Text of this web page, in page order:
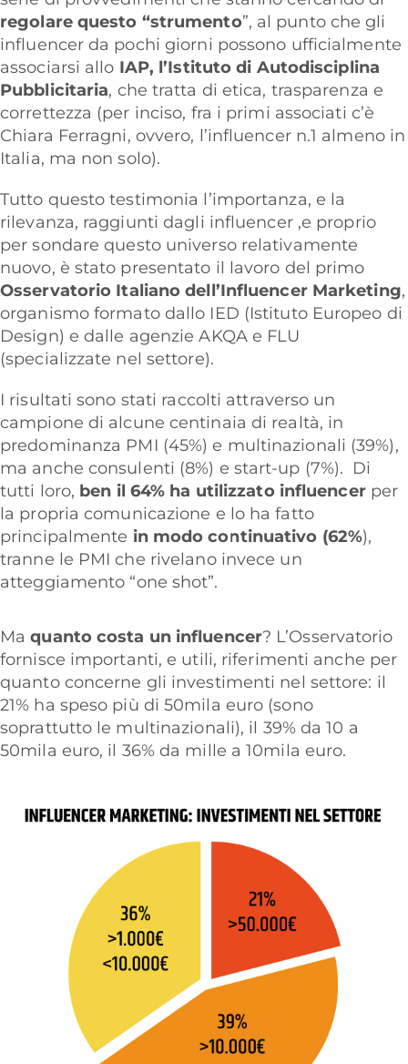
regolare questo “strumento”, al punto che gli
influencer da pochi giorni possono ufficialmente
associarsi allo IAP, l’Istituto di Autodisciplina
Pubblicitaria, che tratta di etica, trasparenza e
correttezza (per inciso, fra i primi associati c’è
Chiara Ferragni, ovvero, l’influencer n.1 almeno in
Italia, ma non solo).
Tutto questo testimonia l’importanza, e la
rilevanza, raggiunti dagli influencer ,e proprio
per sondare questo universo relativamente
nuovo, è stato presentato il lavoro del primo
Osservatorio Italiano dell’Influencer Marketing,
organismo formato dallo IED (Istituto Europeo di
Design) e dalle agenzie AKQA e FLU
(specializzate nel settore).
I risultati sono stati raccolti attraverso un
campione di alcune centinaia di realtà, in
predominanza PMI (45%) e multinazionali (39%),
ma anche consulenti (8%) e start-up (7%). Di
tutti loro, ben il 64% ha utilizzato influencer per
la propria comunicazione e lo ha fatto
principalmente in modo continuativo (62%),
tranne le PMI che rivelano invece un
atteggiamento “one shot”.
Maquanto costa un influencer? L’Osservatorio
fornisce importanti, e utili, riferimenti anche per
quanto concerne gli investimenti nel settore: il
21% ha speso più di 50mila euro (sono
soprattutto le multinazionali), il 39% da 10 a
50mila euro, il 36% da mille a 10mila euro.